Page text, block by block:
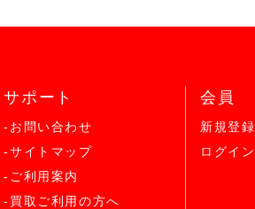
サポート
-お問い合わせ
-サイトマップ
-ご利用案内
-買取ご利用の方へ
会員
新規登録
ログイン